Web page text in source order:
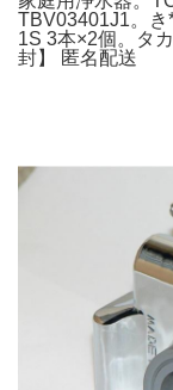
TBV03401J1。
1S 3本×2個。タ
封】 匿名配送